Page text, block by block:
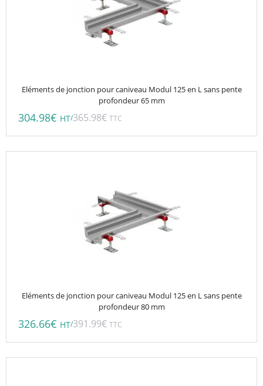
Eléments de jonction pour caniveau Modul 125 en L sans pente
profondeur 65 mm
304.98€ HT/365.98€ TTC
Eléments de jonction pour caniveau Modul 125 en L sans pente
profondeur 80 mm
326.66€ HT/391.99€ TTC